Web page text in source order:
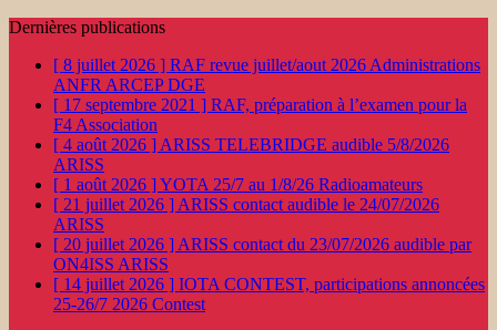
Dernières publications
[ 8 juillet 2026 ] RAF revue juillet/aout 2026 Administrations
ANFR ARCEP DGE
[ 17 septembre 2021 ] RAF, préparation à l’examen pour la
F4 Association
[ 4 août 2026 ] ARISS TELEBRIDGE audible 5/8/2026
ARISS
[ 1 août 2026 ]YOTA 25/7 au 1/8/26 Radioamateurs
[ 21 juillet 2026 ] ARISS contact audible le 24/07/2026
ARISS
[ 20 juillet 2026 ] ARISS contact du 23/07/2026 audible par
ON4ISS ARISS
[ 14 juillet 2026 ] IOTA CONTEST, participations annoncées
25-26/7 2026 Contest